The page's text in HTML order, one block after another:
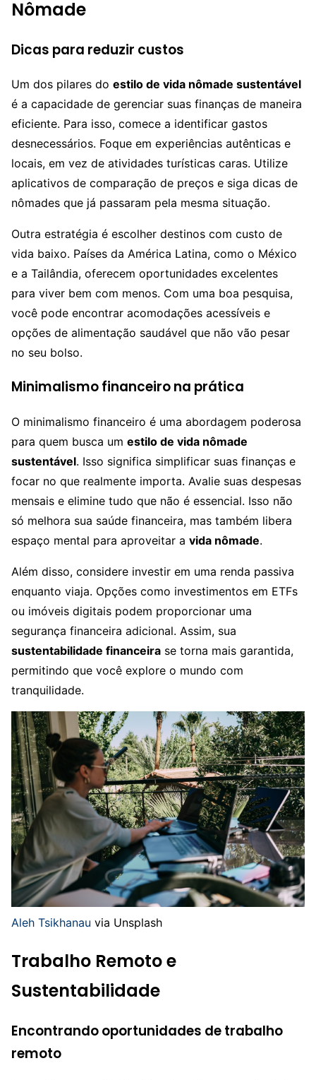
Nômade
Dicas para reduzir custos
Um dos pilares do estilo de vida nômade sustentável
é a capacidade de gerenciar suas finanças de maneira
eficiente. Para isso, comece a identificar gastos
desnecessários. Foque em experiências autênticas e
locais, em vez de atividades turísticas caras. Utilize
aplicativos de comparação de preços e siga dicas de
nômades que já passaram pela mesma situação.
Outra estratégia é escolher destinos com custo de
vida baixo. Países da América Latina, como o México
e a Tailândia, oferecem oportunidades excelentes
para viver bem com menos. Com uma boa pesquisa,
você pode encontrar acomodações acessíveis e
opções de alimentação saudável que não vão pesar
no seu bolso.
Minimalismo financeiro na prática
O minimalismo financeiro é uma abordagem poderosa
para quem busca um estilo de vida nômade
sustentável. Isso significa simplificar suas finanças e
focar no que realmente importa. Avalie suas despesas
mensais e elimine tudo que não é essencial. Isso não
só melhora sua saúde financeira, mas também libera
espaço mental para aproveitar a vida nômade.
Além disso, considere investir em uma renda passiva
enquanto viaja. Opções como investimentos em ETFs
ou imóveis digitais podem proporcionar uma
segurança financeira adicional. Assim, sua
sustentabilidade financeira se torna mais garantida,
permitindo que você explore o mundo com
tranquilidade.
Aleh Tsikhanau via Unsplash
Trabalho Remoto e
Sustentabilidade
Encontrando oportunidades de trabalho
remoto